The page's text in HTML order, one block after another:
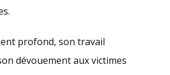
profond, son travail
dévouement aux victimes